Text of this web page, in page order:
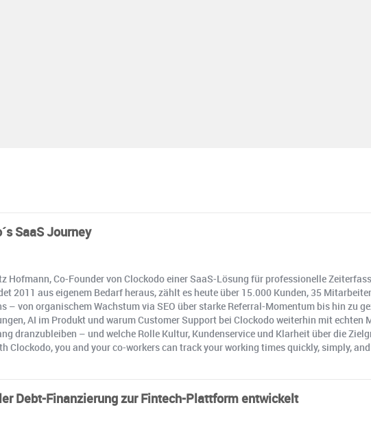
SaaS Journey
Co-Founder von Clockodo einer SaaS-Lösung für professionelle
2011 aus eigenem Bedarf heraus, zählt es heute über 15.000 Kunden, 35
von organischem Wachstum via SEO über starke Referral-Momentum bis hin zu
AI im Produkt und warum Customer Support bei Clockodo weiterhin mit echten
dranzubleiben – und welche Rolle Kultur, Kundenservice und Klarheit über die
you and your co-workers can track your working times quickly, simply,
Debt-Finanzierung zur Fintech-Plattform entwickelt